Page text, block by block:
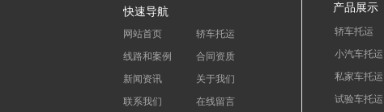
快速导航
网站首页
轿车托运
线路和案例
合同资质
新闻资讯
关于我们
联系我们
在线留言
产品展示
轿车托运
小汽车托运
私家车托运
试验车托运